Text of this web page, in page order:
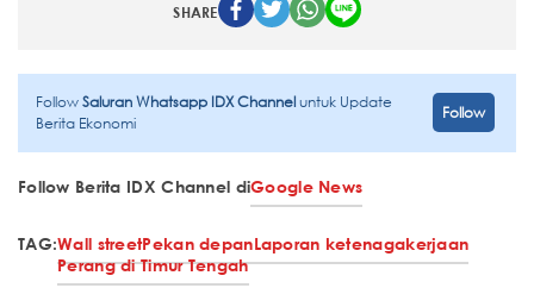
SHARE
FollowSaluran Whatsapp IDX Channeluntuk Update
Berita Ekonomi
Follow
Follow Berita IDX Channel diGoogle News
TAG:Wall streetPekan depanLaporan ketenagakerjaan
Perang di Timur Tengah